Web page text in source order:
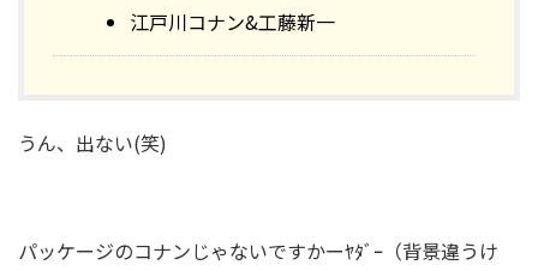
江戸川コナン&工藤新一
うん、出ない(笑)
パッケージのコナンじゃないですかーﾔﾀﾞｰ（背景違うけ